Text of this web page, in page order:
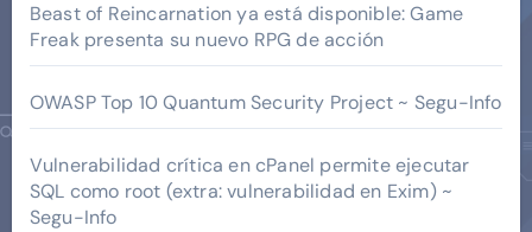
Beast of Reincarnation ya está disponible: Game
Freak presenta su nuevo RPG de acción
OWASP Top 10 Quantum Security Project ~ Segu-Info
Vulnerabilidad crítica en cPanel permite ejecutar
SQL como root (extra: vulnerabilidad en Exim) ~
Segu-Info